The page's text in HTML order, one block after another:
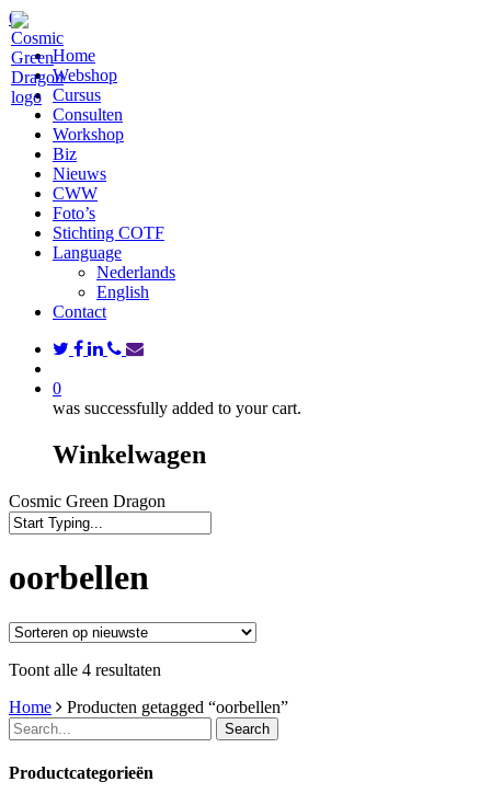
Skip
to
main
content
search
0
Menu
Home
Webshop
Cursus
Consulten
Workshop
Biz
Nieuws
CWW
Foto’s
Stichting COTF
Language
Nederlands
English
Contact
twitterfacebook
linkedin
phone
email
0
was successfully added to your cart.
Winkelwagen
Cosmic Green Dragon
oorbellen
Toont alle 4 resultaten
nieuwste
Home Producten getagged “oorbellen”
Search
Productcategorieën